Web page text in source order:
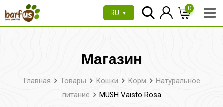
Перейти
RU ▼
0
Магазин
Главная Товары Кошки Корм
Натуральное
питание
MUSH Vaisto Rosa